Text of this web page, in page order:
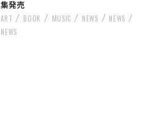
集発売
ART BOOK MUSIC NEWS
NEWS
NEWS